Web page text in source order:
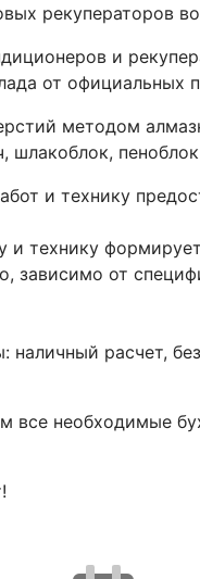
рекуператоров
и
от официальных
методом
шлакоблок,
и технику
и технику
зависимо от
наличный расчет,
все необходимые